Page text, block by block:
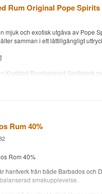
Rum Original Pope Spirits
mjuk och exotisk utgåva av Pope
samman i ett lättillgängligt
Kryddad Rombaserad Spritdryck
& Tobago, buteljerad vid 30%.
Rum 40%
Rom 40%
hantverk från både Barbados och
smakupplevelse.